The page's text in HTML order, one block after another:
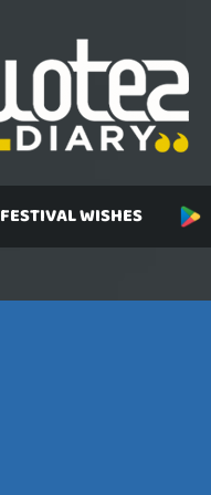
FESTIVAL WISHES